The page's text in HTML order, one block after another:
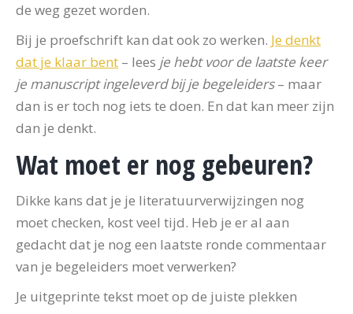
de weg gezet worden.
Bij je proefschrift kan dat ook zo werken. Je denkt
dat je klaar bent – lees je hebt voor de laatste keer
je manuscript ingeleverd bij je begeleiders– maar
dan is er toch nog iets te doen. En dat kan meer zijn
dan je denkt.
Wat moet er nog gebeuren?
Dikke kans dat je je literatuurverwijzingen nog
moet checken, kost veel tijd. Heb je er al aan
gedacht dat je nog een laatste ronde commentaar
van je begeleiders moet verwerken?
Je uitgeprinte tekst moet op de juiste plekken